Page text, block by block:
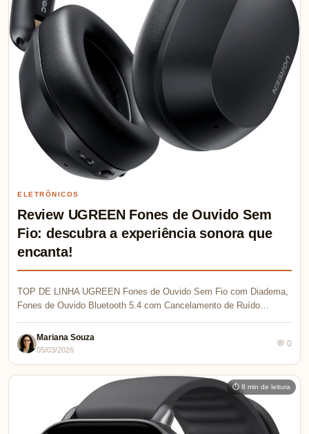
ELETRÔNICOS
Review UGREEN Fones de Ouvido Sem
Fio: descubra a experiência sonora que
encanta!
TOP DE LINHA UGREEN Fones de Ouvido Sem Fio com Diadema,
Fones de Ouvido Bluetooth 5.4 com Cancelamento de Ruído…
Mariana Souza
05/03/2026
💬 0
⏱ 8 min de leitura